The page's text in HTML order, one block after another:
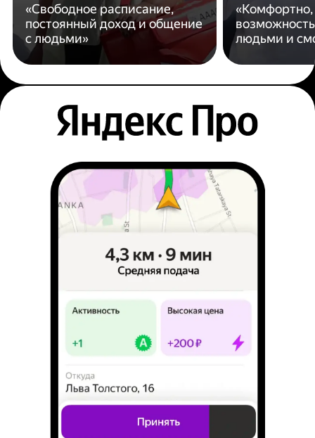
«Свободное расписание,
постоянный доход и общение
с людьми»
людьми и